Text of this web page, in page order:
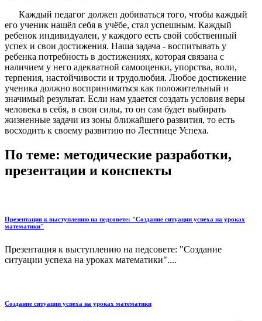
Каждый педагог должен добиваться того, чтобы каждый
его ученик нашёл себя в учёбе, стал успешным. Каждый
ребенок индивидуален, у каждого есть свой собственный
успех и свои достижения. Наша задача - воспитывать у
ребенка потребность в достижениях, которая связана с
наличием у него адекватной самооценки, упорства, воли,
терпения, настойчивости и трудолюбия. Любое достижение
ученика должно восприниматься как положительный и
значимый результат. Если нам удается создать условия веры
человека в себя, в свои силы, то он сам будет выбирать
жизненные задачи из зоны ближайшего развития, то есть
восходить к своему развитию по Лестнице Успеха.
По теме: методические разработки,
презентации и конспекты
Презентация к выступлению на педсовете: "Создание ситуации успеха на уроках
математики"
Презентация к выступлению на педсовете: "Создание
ситуации успеха на уроках математики"....
Создание ситуации успеха на уроках математики